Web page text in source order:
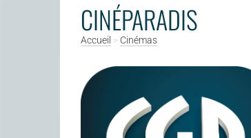
CINÉPARADIS
Accueil > Cinémas